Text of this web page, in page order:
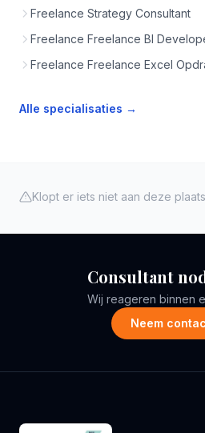
Freelance Strategy Consultant
Freelance Freelance BI
Freelance Freelance Excel
Alle specialisaties →
Klopt er iets niet aan deze
Consultant
Wij reageren binnen
Neem